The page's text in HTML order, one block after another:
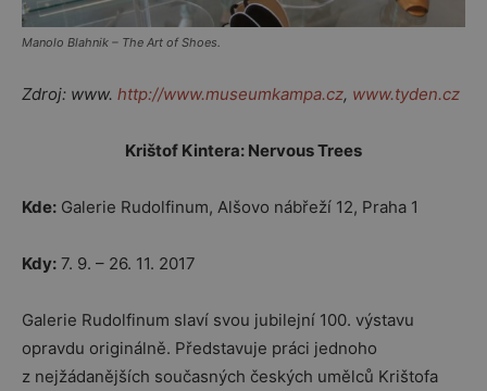
Manolo Blahnik – The Art of Shoes.
Zdroj: www. http://www.museumkampa.cz, www.tyden.cz
Krištof Kintera: Nervous Trees
Kde: Galerie Rudolfinum, Alšovo nábřeží 12, Praha 1
Kdy: 7. 9. – 26. 11. 2017
Galerie Rudolfinum slaví svou jubilejní 100. výstavu
opravdu originálně. Představuje práci jednoho
z nejžádanějších současných českých umělců Krištofa